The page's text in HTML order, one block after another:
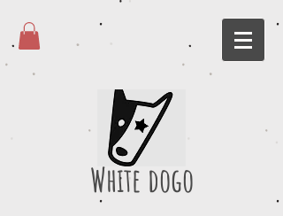
White dogo